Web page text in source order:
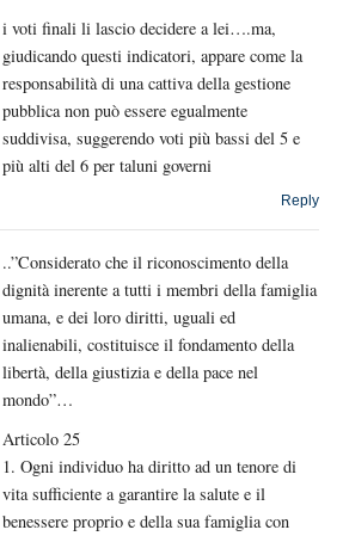
i voti finali li lascio decidere a lei….ma,
giudicando questi indicatori, appare come la
responsabilità di una cattiva della gestione
pubblica non può essere egualmente
suddivisa, suggerendo voti più bassi del 5 e
più alti del 6 per taluni governi
Reply
..”Considerato che il riconoscimento della
dignità inerente a tutti i membri della famiglia
umana, e dei loro diritti, uguali ed
inalienabili, costituisce il fondamento della
libertà, della giustizia e della pace nel
mondo”…
Articolo 25
1. Ogni individuo ha diritto ad un tenore di
vita sufficiente a garantire la salute e il
benessere proprio e della sua famiglia con